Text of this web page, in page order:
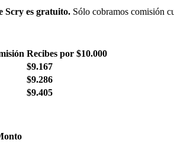
Scry es gratuito. Sólo cobramos comisión
Recibes por $10.000
$9.167
$9.286
$9.405